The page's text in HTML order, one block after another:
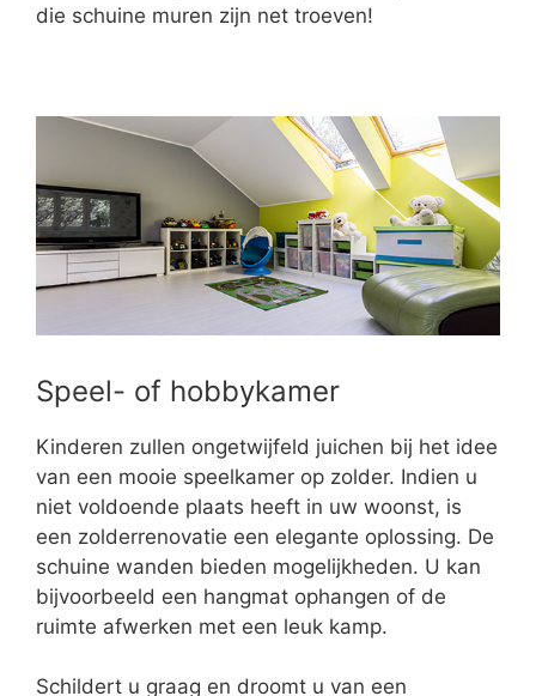
die schuine muren zijn net troeven!
Speel- of hobbykamer
Kinderen zullen ongetwijfeld juichen bij het idee
van een mooie speelkamer op zolder. Indien u
niet voldoende plaats heeft in uw woonst, is
een zolderrenovatie een elegante oplossing. De
schuine wanden bieden mogelijkheden. U kan
bijvoorbeeld een hangmat ophangen of de
ruimte afwerken met een leuk kamp.
Schildert u graag en droomt u van een